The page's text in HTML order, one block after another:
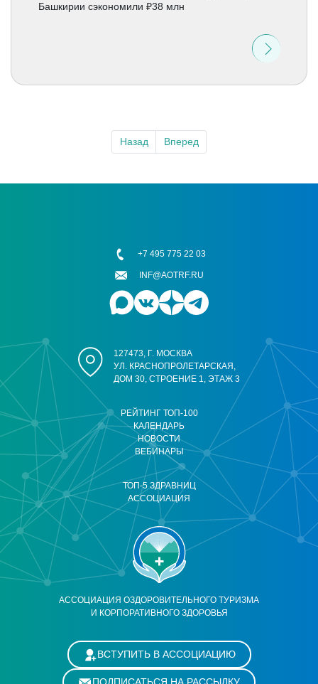
Башкирии сэкономили ₽38 млн
Назад Вперед
АССОЦИАЦИЯ ОЗДОРОВИТЕЛЬНОГО ТУРИЗМА
И КОРПОРАТИВНОГО ЗДОРОВЬЯ
РЕЙТИНГ ТОП-100
КАЛЕНДАРЬ
НОВОСТИ
ВЕБИНАРЫ
ТОП-5 ЗДРАВНИЦ
АССОЦИАЦИЯ
127473, Г. МОСКВА
УЛ. КРАСНОПРОЛЕТАРСКАЯ,
ДОМ 30, СТРОЕНИЕ 1, ЭТАЖ 3
+7 495 775 22 03
INF@AOTRF.RU
ВСТУПИТЬ В АССОЦИАЦИЮ